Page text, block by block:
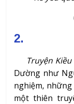
2.
Truyện Kiều
Dường như
nghiệm,
một thiên